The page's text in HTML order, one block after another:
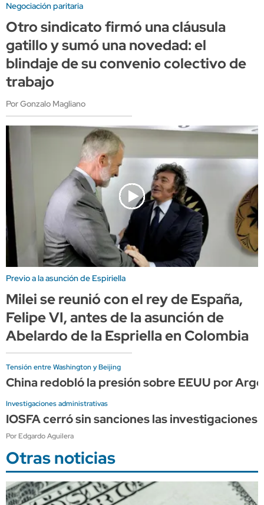
Negociación paritaria
Otro sindicato firmó una cláusula
gatillo y sumó una novedad: el
blindaje de su convenio colectivo de
trabajo
Por Gonzalo Magliano
Previo a la asunción de Espiriella
Milei se reunió con el rey de España,
Felipe VI, antes de la asunción de
Abelardo de la Espriella en Colombia
Tensión entre Washington y Beijing
China redobló la presión sobre EEUU por
Investigaciones administrativas
IOSFA cerró sin sanciones las
Por Edgardo Aguilera
Otras noticias